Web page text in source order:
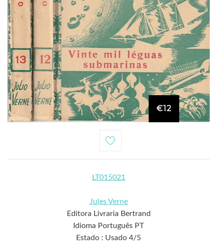
€12
LT015021
Jules Verne
Editora Livraria Bertrand
Idioma Português PT
Estado : Usado 4/5